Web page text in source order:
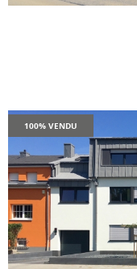
100% VENDU